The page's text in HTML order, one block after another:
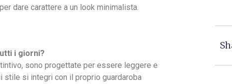
dare carattere a un look minimalista.
i giorni?
sono progettate per essere leggere e
si integri con il proprio guardaroba